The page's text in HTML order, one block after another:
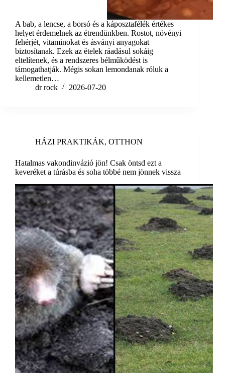
A bab, a lencse, a borsó és a káposztafélék értékes
helyet érdemelnek az étrendünkben. Rostot, növényi
fehérjét, vitaminokat és ásványi anyagokat
biztosítanak. Ezek az ételek ráadásul sokáig
eltelítenek, és a rendszeres bélműködést is
támogathatják. Mégis sokan lemondanak róluk a
kellemetlen…
dr rock
2026-07-20
HÁZI PRAKTIKÁK, OTTHON
Hatalmas vakondinvázió jön! Csak öntsd ezt a
keveréket a túrásba és soha többé nem jönnek vissza